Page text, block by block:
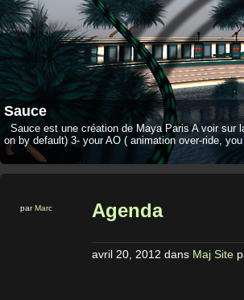
Sauce
Sauce est une création de Maya Paris A voir sur
on by default) 3- your AO ( animation over-ride,
parMarc Agenda
avril 20, 2012 dans Maj Site